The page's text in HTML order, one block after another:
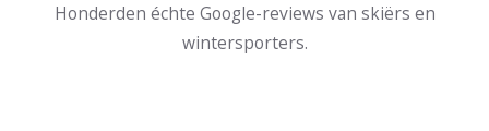
Honderden échte Google-reviews van skiërs en
wintersporters.